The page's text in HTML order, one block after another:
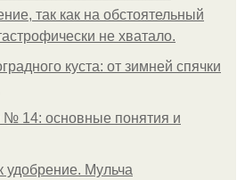
так как на обстоятельный
не хватало.
куста: от зимней спячки
14: основные понятия и
удобрение. Мульча